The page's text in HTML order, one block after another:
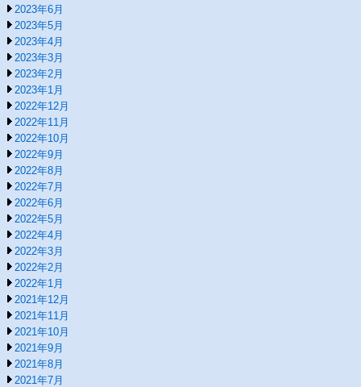
2023年6月
2023年5月
2023年4月
2023年3月
2023年2月
2023年1月
2022年12月
2022年11月
2022年10月
2022年9月
2022年8月
2022年7月
2022年6月
2022年5月
2022年4月
2022年3月
2022年2月
2022年1月
2021年12月
2021年11月
2021年10月
2021年9月
2021年8月
2021年7月